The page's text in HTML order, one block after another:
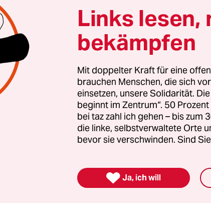
berichtet, die IIHF, dabei ist er
so große Skandalnudel wie der
René Fasel, ein Schweizer, hat
Mund geredet, dass der ihm die russische
andiente sowieeinen Posten in der
KHL
Verband wieder mit einer Entscheidung
erscheint. Der Eishockeyverband
Frankokanadiers Luc Tardif hat Israel von
aus „Sicherheitsgründen“und
mit einer Fürsorgepflicht, die auch für die
Links lesen,
bekämpfen
Mit doppelter Kraft für eine
brauchen Menschen, die sich
einsetzen, unsere Solidarität.
beginnt im Zentrum“. 50
bei taz zahl ich gehen – bis zum
die linke, selbstverwaltete Orte
bevor sie verschwinden. Sind
 Ja, ich will